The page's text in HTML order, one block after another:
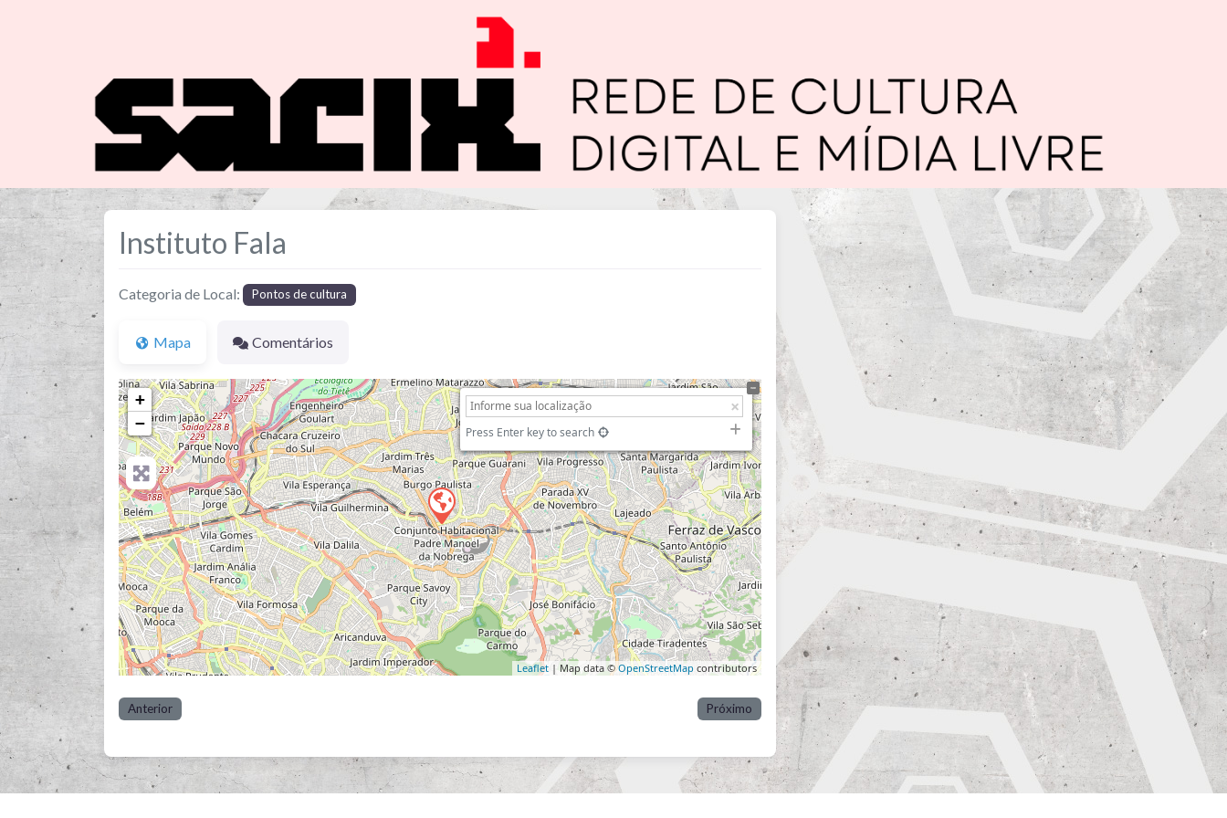
Instituto Fala
Categoria de Local: Pontos de cultura
Mapa Comentários
+
−
Press Enter key to search
Leaflet | Map data ©OpenStreetMap contributors
Anterior Próximo